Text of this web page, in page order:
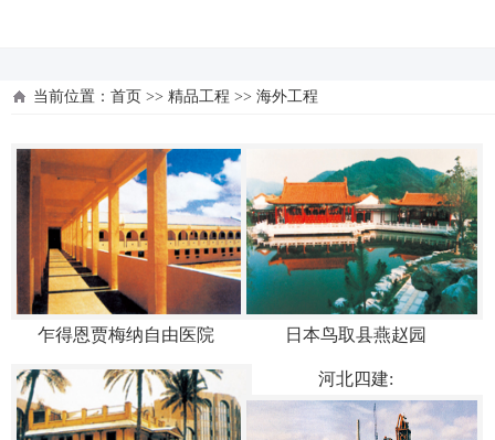
当前位置： 首页 >> 精品工程 >> 海外工程
乍得恩贾梅纳自由医院 日本鸟取县燕赵园
河北四建: